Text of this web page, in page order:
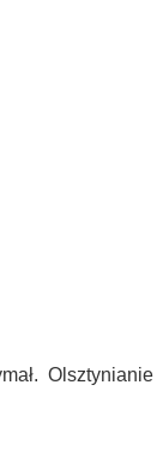
Olsztynianie